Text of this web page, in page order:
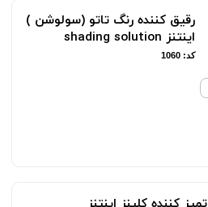
رقیق کننده رنگ تاتو (سولوشن )
اینتنز shading solution
کد: 1060